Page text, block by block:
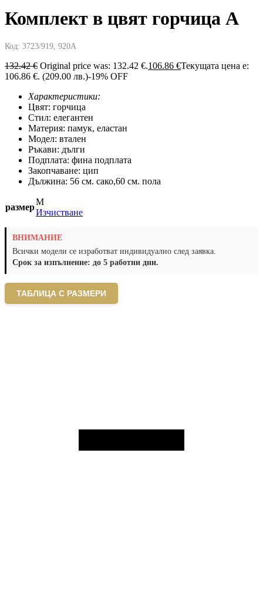
Комплект в цвят горчица A
Код: 3723/919, 920A
132.42€ Original price was: 132.42 €.106.86 €Текущата цена е:
106.86 €. (209.00 лв.)-19% OFF
Характеристики:
Цвят: горчица
Стил: елегантен
Материя: памук, еластан
Модел: втален
Ръкави: дълги
Подплата: фина подплата
Закопчаване: цип
Дължина: 56 см. сако,60 см. пола
размер
M
Изчистване
ВНИМАНИЕ
Всички модели се изработват индивидуално след заявка.
Срок за изпълнение: до 5 работни дни.
ТАБЛИЦА С РАЗМЕРИ